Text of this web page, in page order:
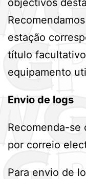
objectivos
estação
título
equipamento
Envio de logs
Recomenda-se
por correio
Para envio de